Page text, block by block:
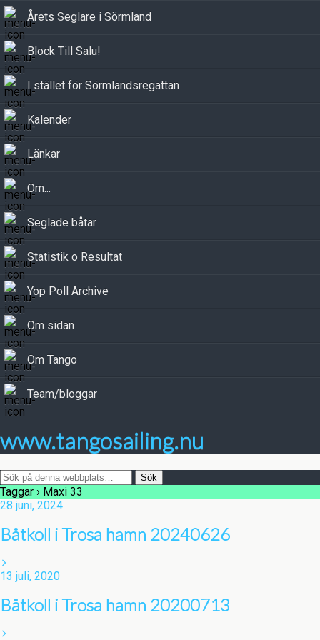
Årets Seglare i Sörmland
Block Till Salu!
I stället för Sörmlandsregattan
Kalender
Länkar
Om...
Seglade båtar
Statistik o Resultat
Yop Poll Archive
Om sidan
Om Tango
Team/bloggar
www.tangosailing.nu
Taggar › Maxi 33
28 juni, 2024
Båtkoll i Trosa hamn 20240626
13 juli, 2020
Båtkoll i Trosa hamn 20200713